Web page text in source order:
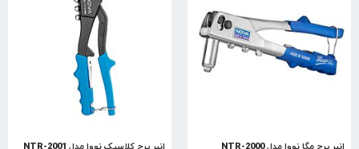
انبر پرچ مگا نووا مدل NTR-2000 انبر پرچ کلاسیک نووا مدل NTR-2001